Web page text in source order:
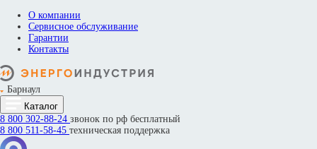
О компании
Сервисное обслуживание
Гарантии
Контакты
Барнаул
Каталог
8 800 302-88-24 звонок по рф бесплатный
8 800 511-58-45 техническая поддержка